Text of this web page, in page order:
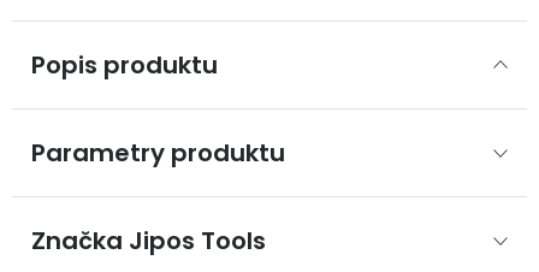
Popis produktu
Parametry produktu
Značka Jipos Tools